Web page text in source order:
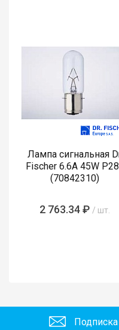
Лампа сигнальная
Fischer 6.6A 45W
(70842310)
2 763.34 ₽ / шт.